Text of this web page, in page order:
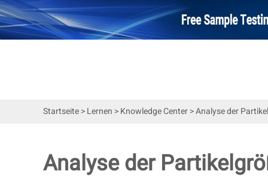
Startseite>Lernen >Knowledge Center>Analyse der
Analyse der